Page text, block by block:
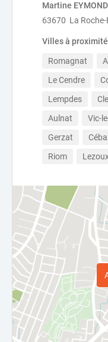
Martine
63670 La
Villes à proximité
Romagnat
Le Cendre
Lempdes
Aulnat
Vic-
Gerzat
Riom